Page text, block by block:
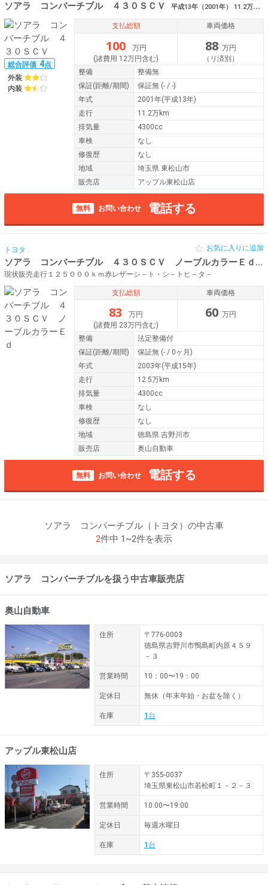
ソアラ コンバーチブル ４３０ＳＣＶ 平成13年（2001年） 11.2万km 埼玉県東松山市
総合評価 4点
外装
内装
支払総額
100
万円
(諸費用 12万円含む)
車両価格
88 万円
（リ済別）
整備
整備無
保証(距離/期間) 保証無 (- / -)
年式
2001年(平成13年)
走行
11.2万km
排気量
4300cc
車検
なし
修復歴
なし
地域
埼玉県 東松山市
販売店
アップル東松山店
無料 お問い合わせ 電話する
トヨタ
ソアラ コンバーチブル ４３０ＳＣＶ ノーブルカラーＥｄ
現状販売走行１２５０００ｋｍ赤レザーシ－ト・シ－トヒ－タ－
お気に入りに追加
支払総額
83
万円
(諸費用 23万円含む)
車両価格
60 万円
整備
法定整備付
保証(距離/期間) 保証無 (- / 0ヶ月)
年式
2003年(平成15年)
走行
12.5万km
排気量
4300cc
車検
なし
修復歴
なし
地域
徳島県 吉野川市
販売店
奥山自動車
無料 お問い合わせ 電話する
ソアラ コンバーチブル（トヨタ）の中古車
2件中 1~2件を表示
ソアラ コンバーチブルを扱う中古車販売店
奥山自動車
住所
〒776-0003
徳島県吉野川市鴨島町内原４５９
－３
営業時間 10：00〜19：00
定休日 無休（年末年始・お盆を除く）
在庫 1 台
アップル東松山店
住所
〒355-0037
埼玉県東松山市若松町１－２－３
営業時間 10:00〜19:00
定休日 毎週水曜日
在庫 1 台